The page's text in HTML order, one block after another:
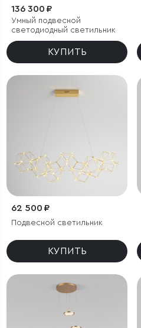
136 300 ₽
Умный подвесной
светодиодный светильник
КУПИТЬ
62 500 ₽
Подвесной светильник
КУПИТЬ